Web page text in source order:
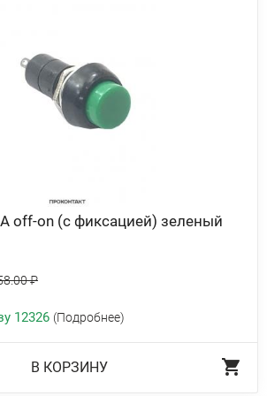
off-on (с фиксацией) зеленый
₽
12326 (Подробнее)
В КОРЗИНУ